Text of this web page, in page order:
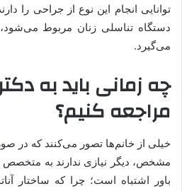
توانایی انجام این نوع از جراحی را
دستگاه تناسلی زنان مربوط
می‌گیرد.
چه زمانی باید به
مراجعه کنیم؟
خیلی از خانم‌ها تصور می‌کنند که در
مشخص، دیگر نیازی ندارند به متخصص
باور اشتباه است؛ چرا که ساختار